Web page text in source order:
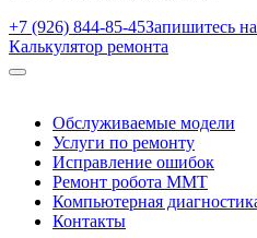
+7 (926) 844-85-45Запишитесь
Калькулятор ремонта
Обслуживаемые модели
Услуги по ремонту
Исправление ошибок
Ремонт робота MMT
Компьютерная
Контакты